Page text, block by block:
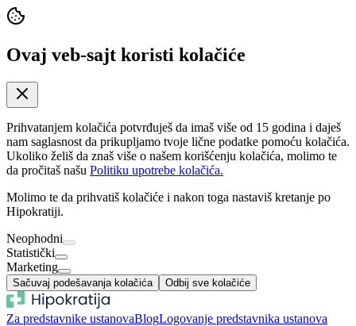
Ovaj veb-sajt koristi kolačiće
Prihvatanjem kolačića potvrđuješ da imaš više od 15 godina i daješ
nam saglasnost da prikupljamo tvoje lične podatke pomoću kolačića.
Ukoliko želiš da znaš više o našem korišćenju kolačića, molimo te
da pročitaš našu Politiku upotrebe kolačića.
Molimo te da prihvatiš kolačiće i nakon toga nastaviš kretanje po
Hipokratiji.
Neophodni
Statistički
Marketing
Sačuvaj podešavanja kolačića Odbij sve kolačiće
Za predstavnike ustanovaBlogLogovanje predstavnika ustanova